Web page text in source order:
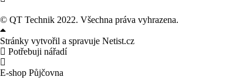
© QT Technik 2022. Všechna práva vyhrazena.
Stránky vytvořil a spravuje Netist.cz
Potřebuji nářadí
E-shop Půjčovna